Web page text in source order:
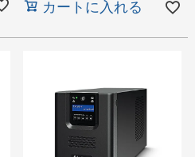
カートに入れる